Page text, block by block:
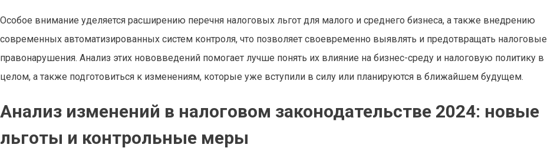
Особое внимание уделяется расширению перечня налоговых льгот для малого и среднего бизнеса, а также внедрению
современных автоматизированных систем контроля, что позволяет своевременно выявлять и предотвращать налоговые
правонарушения. Анализ этих нововведений помогает лучше понять их влияние на бизнес-среду и налоговую политику в
целом, а также подготовиться к изменениям, которые уже вступили в силу или планируются в ближайшем будущем.
Анализ изменений в налоговом законодательстве 2024: новые
льготы и контрольные меры